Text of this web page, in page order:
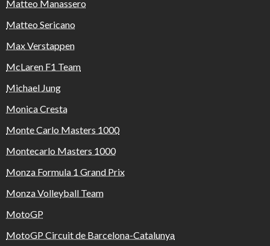
Matteo Manassero
Matteo Sericano
Max Verstappen
McLaren F1 Team
Michael Jung
Monica Cresta
Monte Carlo Masters 1000
Montecarlo Masters 1000
Monza Formula 1 Grand Prix
Monza Volleyball Team
MotoGP
MotoGP Circuit de Barcelona-Catalunya